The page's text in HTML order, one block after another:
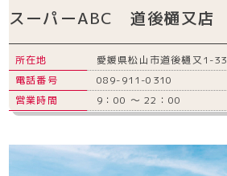
スーパーABC 道後樋又店
所在地
愛媛県松山市道後樋又1-33
電話番号
089-911-0310
営業時間
9：00 ～ 22：00